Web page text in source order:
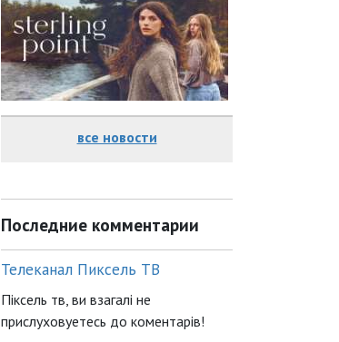
все новости
Последние комментарии
Телеканал Пиксель ТВ
Піксель тв, ви взагалі не
прислуховуетесь до коментарів!